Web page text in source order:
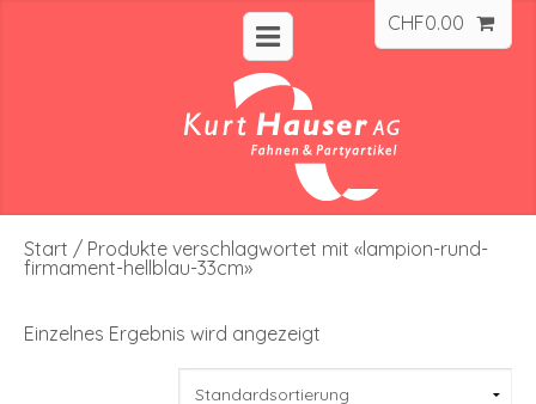
CHF0.00
Start / Produkte verschlagwortet mit «lampion-rund-
firmament-hellblau-33cm»
Einzelnes Ergebnis wird angezeigt